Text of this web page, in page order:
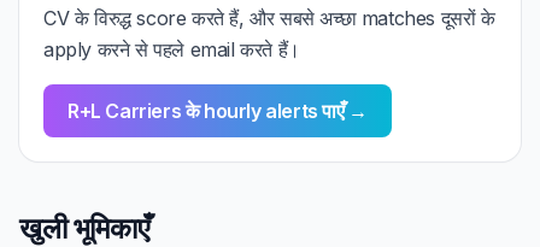
CV के विरुद्ध score करते हैं, और सबसे अच्छा matches दूसरों के
apply करने से पहले email करते हैं।
R+L Carriers के hourly alerts पाएँ →
खुली भूमिकाएँ